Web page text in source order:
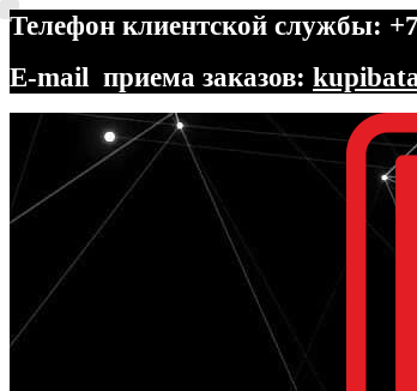
Телефон клиентской службы:
E-mail приема заказов:
Перейти
навигации
Перейти
содержимому